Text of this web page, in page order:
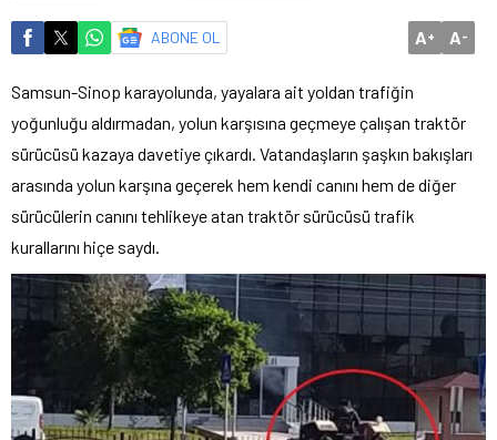
ABONE OL A+ A-
Samsun-Sinop karayolunda, yayalara ait yoldan trafiğin
yoğunluğu aldırmadan, yolun karşısına geçmeye çalışan traktör
sürücüsü kazaya davetiye çıkardı. Vatandaşların şaşkın bakışları
arasında yolun karşına geçerek hem kendi canını hem de diğer
sürücülerin canını tehlikeye atan traktör sürücüsü trafik
kurallarını hiçe saydı.